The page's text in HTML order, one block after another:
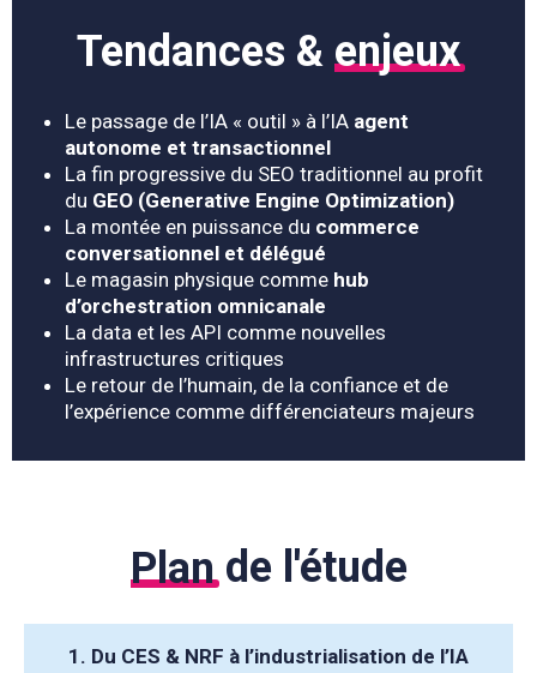
Tendances & enjeux
Le passage de l’IA « outil » à l’IA agent
autonome et transactionnel
La fin progressive du SEO traditionnel au profit
du GEO (Generative Engine Optimization)
La montée en puissance du commerce
conversationnel et délégué
Le magasin physique comme hub
d’orchestration omnicanale
La data et les API comme nouvelles
infrastructures critiques
Le retour de l’humain, de la confiance et de
l’expérience comme différenciateurs majeurs
Plande l'étude
1. Du CES & NRF à l’industrialisation de l’IA